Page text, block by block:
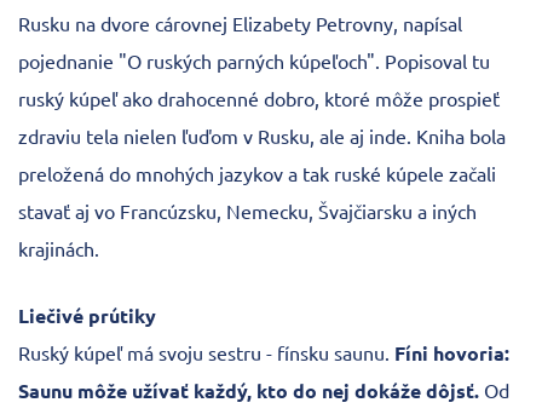
Rusku na dvore cárovnej Elizabety Petrovny, napísal
pojednanie "O ruských parných kúpeľoch". Popisoval tu
ruský kúpeľ ako drahocenné dobro, ktoré môže prospieť
zdraviu tela nielen ľuďom v Rusku, ale aj inde. Kniha bola
preložená do mnohých jazykov a tak ruské kúpele začali
stavať aj vo Francúzsku, Nemecku, Švajčiarsku a iných
krajinách.
Liečivé prútiky
Ruský kúpeľ má svoju sestru - fínsku saunu. Fíni hovoria:
Saunu môže užívať každý, kto do nej dokáže dôjsť. Od